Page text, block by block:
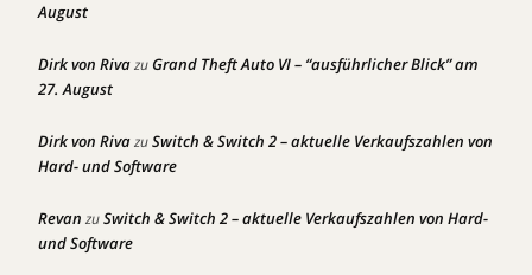
August
Dirk von RivazuGrand Theft Auto VI – “ausführlicher Blick” am
27. August
Dirk von RivazuSwitch & Switch 2 – aktuelle Verkaufszahlen von
Hard- und Software
Revan zuSwitch & Switch 2 – aktuelle Verkaufszahlen von Hard-
und Software